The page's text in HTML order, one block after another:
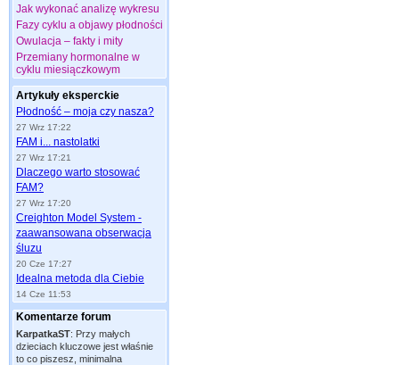
Jak wykonać analizę wykresu
Fazy cyklu a objawy płodności
Owulacja – fakty i mity
Przemiany hormonalne w
cyklu miesiączkowym
Artykuły eksperckie
Płodność – moja czy nasza?
27 Wrz 17:22
FAM i... nastolatki
27 Wrz 17:21
Dlaczego warto stosować
FAM?
27 Wrz 17:20
Creighton Model System -
zaawansowana obserwacja
śluzu
20 Cze 17:27
Idealna metoda dla Ciebie
14 Cze 11:53
Komentarze forum
KarpatkaST: Przy małych
dzieciach kluczowe jest właśnie
to co piszesz, minimalna